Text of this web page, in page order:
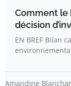
Comment le
décision
EN BREF Bilan
Amandine